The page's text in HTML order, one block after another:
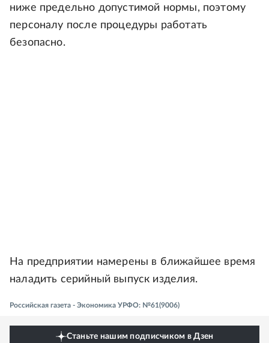
ниже предельно допустимой нормы, поэтому
персоналу после процедуры работать
безопасно.
На предприятии намерены в ближайшее время
наладить серийный выпуск изделия.
Российская газета - Экономика УРФО: №61(9006)
Станьте нашим подписчиком в Дзен